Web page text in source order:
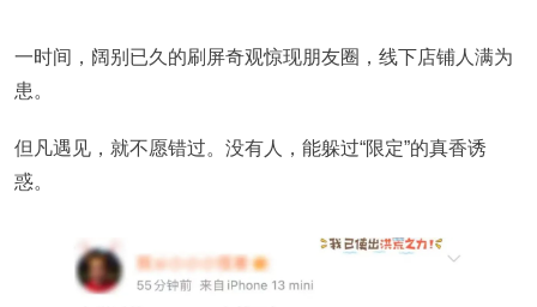
一时间，阔别已久的刷屏奇观惊现朋友圈，线下店铺人满为
患。
但凡遇见，就不愿错过。没有人，能躲过“限定”的真香诱
惑。